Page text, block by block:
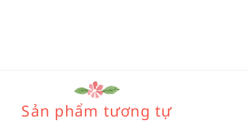
Sản phẩm tương tự